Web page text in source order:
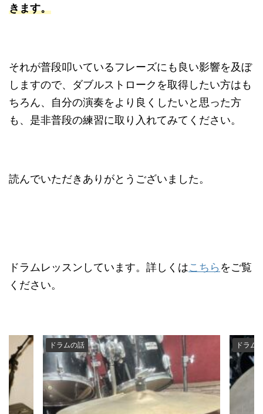
きます。
それが普段叩いているフレーズにも良い影響を及ぼ
しますので、ダブルストロークを取得したい方はも
ちろん、自分の演奏をより良くしたいと思った方
も、是非普段の練習に取り入れてみてください。
読んでいただきありがとうございました。
ドラムレッスンしています。詳しくはこちら をご覧
ください。
ドラムの話 ドラム